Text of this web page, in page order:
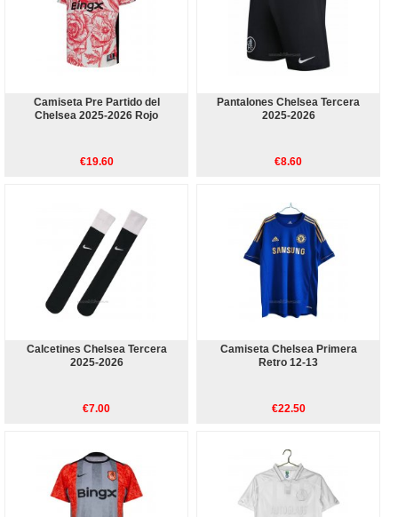
Camiseta Pre Partido del
Chelsea 2025-2026 Rojo
€19.60
Pantalones Chelsea Tercera
2025-2026
€8.60
Calcetines Chelsea Tercera
2025-2026
€7.00
Camiseta Chelsea Primera
Retro 12-13
€22.50